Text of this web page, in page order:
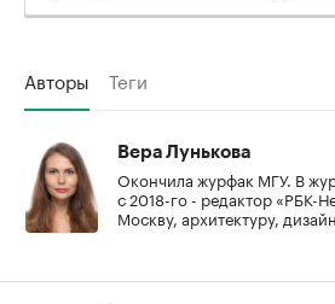
Авторы Теги
Вера Лунькова
Окончила журфак МГУ. В
с 2018-го - редактор «РБК-
Москву, архитектуру,